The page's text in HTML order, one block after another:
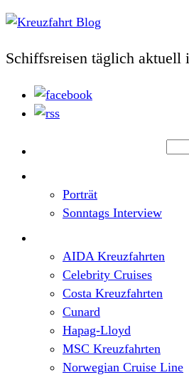
Schiffsreisen täglich
Porträt
Sonntags Interview
AIDA Kreuzfahrten
Celebrity Cruises
Costa Kreuzfahrten
Cunard
Hapag-Lloyd
MSC Kreuzfahrten
Norwegian Cruise Line